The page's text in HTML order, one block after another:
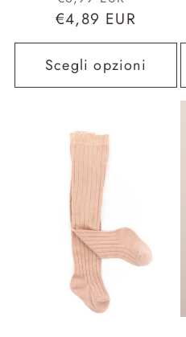
di
listino
scontato
€4,89 EUR
Scegli opzioni